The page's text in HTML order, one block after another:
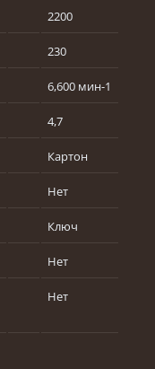
2200
230
6,600 мин-1
4,7
Картон
Нет
Ключ
Нет
Нет